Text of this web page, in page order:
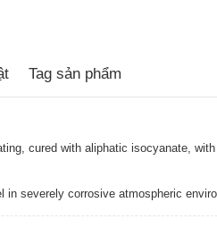
Tag sản phẩm
cured with aliphatic isocyanate,
severely corrosive atmospheric